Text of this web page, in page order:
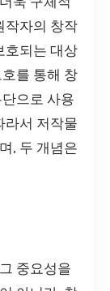
작자의 창작
호되는 대상
를 통해 창
으로 사용
라서 저작물
, 두 개념은
중요성을